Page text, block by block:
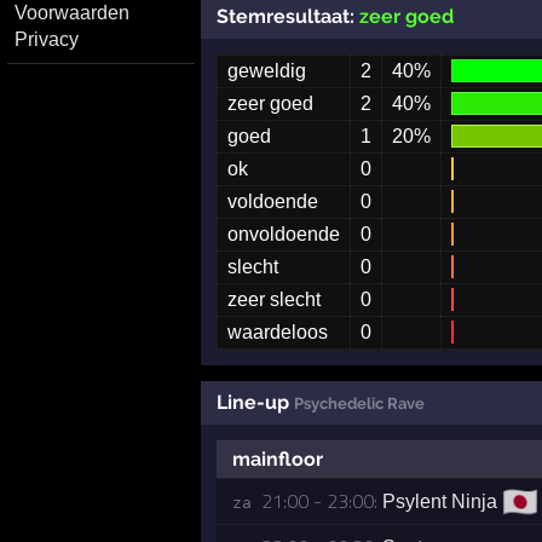
Voorwaarden
Privacy
Stemresultaat: zeer goed
geweldig 2
40%
zeer goed
2
40%
goed
1
20%
ok
0
voldoende
0
onvoldoende
0
slecht
0
zeer slecht
0
waardeloos
0
Line-up Psychedelic Rave
mainfloor
za 21:00 - 23:00: Psylent Ninja 🇯🇵